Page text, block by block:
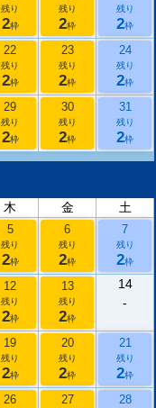
残り
2枠
残り
2枠
残り
2枠
22
残り
2枠
23
残り
2枠
24
残り
2枠
29
残り
2枠
30
残り
2枠
31
残り
2枠
木 金
土
5
残り
2枠
6
残り
2枠
7
残り
2枠
12
残り
2枠
13
残り
2枠
14
-
19
残り
2枠
20
残り
2枠
21
残り
2枠
26 27 28